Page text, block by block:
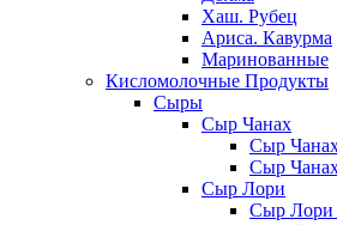
Хаш. Рубец
Ариса. Кавурма
Маринованные
Кисломолочные Продукты
Сыры
Сыр Чанах
Сыр
Сыр
Сыр Лори
Сыр